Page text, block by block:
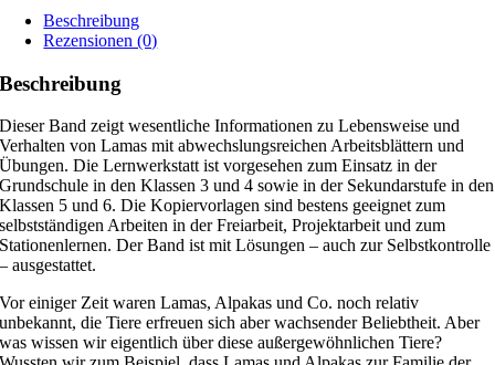
Beschreibung
Rezensionen (0)
Beschreibung
Dieser Band zeigt wesentliche Informationen zu Lebensweise und
Verhalten von Lamas mit abwechslungsreichen Arbeitsblättern und
Übungen. Die Lernwerkstatt ist vorgesehen zum Einsatz in der
Grundschule in den Klassen 3 und 4 sowie in der Sekundarstufe in den
Klassen 5 und 6. Die Kopiervorlagen sind bestens geeignet zum
selbstständigen Arbeiten in der Freiarbeit, Projektarbeit und zum
Stationenlernen. Der Band ist mit Lösungen – auch zur Selbstkontrolle
– ausgestattet.
Vor einiger Zeit waren Lamas, Alpakas und Co. noch relativ
unbekannt, die Tiere erfreuen sich aber wachsender Beliebtheit. Aber
was wissen wir eigentlich über diese außergewöhnlichen Tiere?